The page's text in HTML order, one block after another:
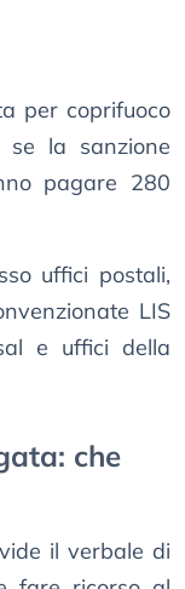
per coprifuoco
se la sanzione
pagare 280
uffici postali,
LIS
e uffici della
che
il verbale di